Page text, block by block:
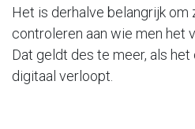
Het is derhalve belangrijk om
controleren aan wie men het
Dat geldt des te meer, als
digitaal verloopt.